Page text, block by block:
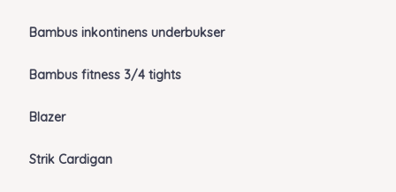
Bambus inkontinens underbukser
Bambus fitness 3/4 tights
Blazer
Strik Cardigan